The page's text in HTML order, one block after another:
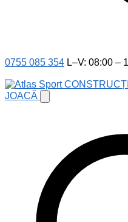
0755 085 354 L–V: 08:00 –
JOACĂ